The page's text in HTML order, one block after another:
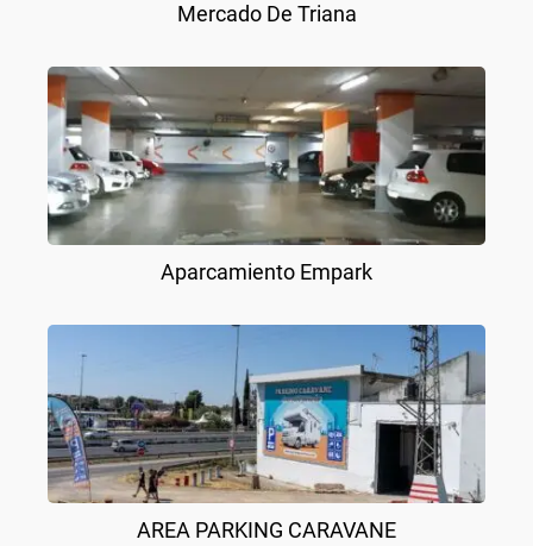
Mercado De Triana
Aparcamiento Empark
AREA PARKING CARAVANE